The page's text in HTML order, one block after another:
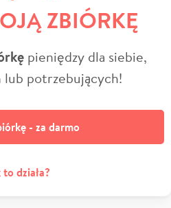
ZBIÓRKĘ
pieniędzy dla siebie,
lub potrzebujących!
- za darmo
to działa?